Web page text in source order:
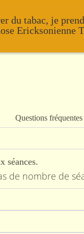
du tabac, je
Ericksonienne
Questions fréquentes
séances.
de nombre de